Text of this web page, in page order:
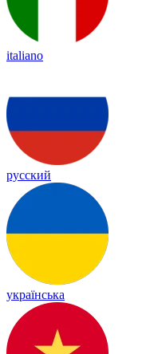
italiano
русский
українська